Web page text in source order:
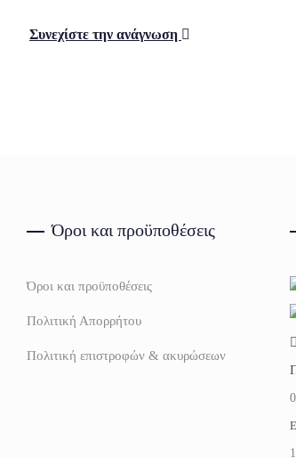
Συνεχίστε την ανάγνωση
Όροι και προϋποθέσεις
Όροι και προϋποθέσεις
Πολιτική Απορρήτου
Πολιτική επιστροφών & ακυρώσεων